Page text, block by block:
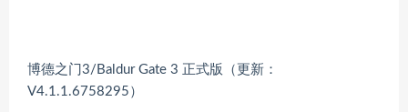
博德之门3/Baldur Gate 3 正式版（更新：
V4.1.1.6758295）